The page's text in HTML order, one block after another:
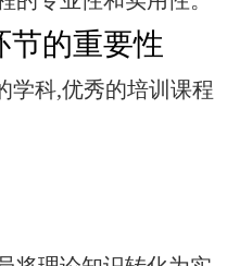
节的重要性
学科,优秀的培训课程